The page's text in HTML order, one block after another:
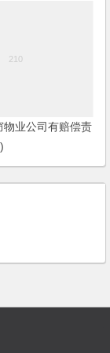
物业公司有赔偿责